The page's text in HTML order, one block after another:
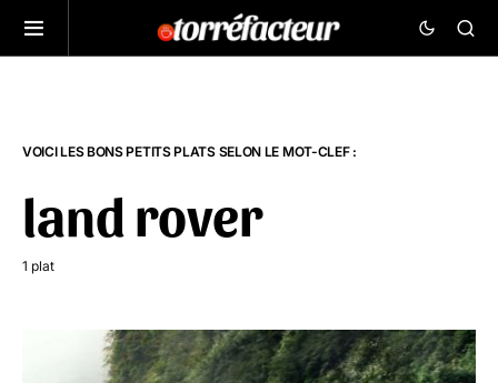
VOICI LES BONS PETITS PLATS SELON LE MOT-CLEF :
land rover
1 plat